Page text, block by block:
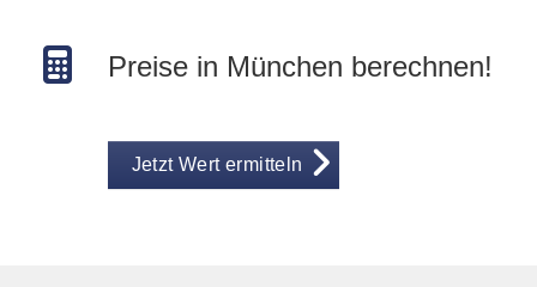
Preise in München berechnen!
Jetzt Wert ermitteln